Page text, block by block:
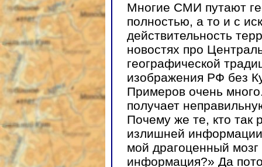
Многие СМИ путают
полностью, а то и с
действительность
новостях про
географической
изображения РФ без
Примеров очень
получает
Почему же те, кто так
излишней
мой драгоценный
информация?» Да